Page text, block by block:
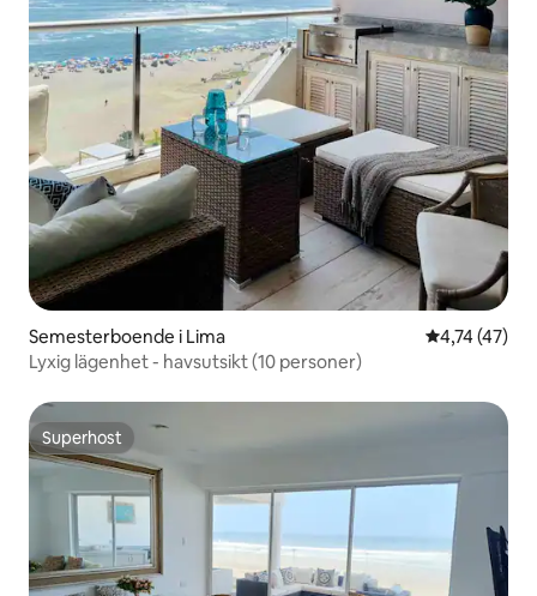
Semesterboende i Lima 4,74 av 5 i
4,74 (47)
Lyxig lägenhet - havsutsikt (10 personer)
Superhost
Superhost